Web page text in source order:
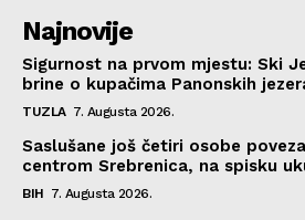
Najnovije
Sigurnost na prvom mjestu: Ski
brine o kupačima Panonskih
TUZLA 7. Augusta 2026.
Saslušane još četiri osobe
centrom Srebrenica, na spisku
BIH 7. Augusta 2026.